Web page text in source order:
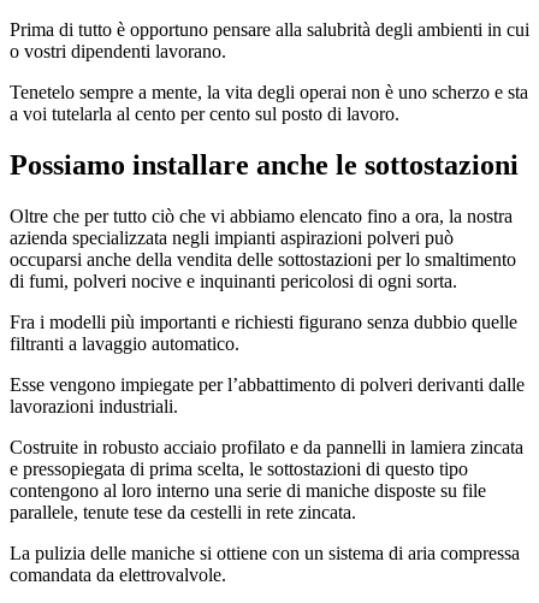
Prima di tutto è opportuno pensare alla salubrità degli ambienti in cui
o vostri dipendenti lavorano.
Tenetelo sempre a mente, la vita degli operai non è uno scherzo e sta
a voi tutelarla al cento per cento sul posto di lavoro.
Possiamo installare anche le sottostazioni
Oltre che per tutto ciò che vi abbiamo elencato fino a ora, la nostra
azienda specializzata negli impianti aspirazioni polveri può
occuparsi anche della vendita delle sottostazioni per lo smaltimento
di fumi, polveri nocive e inquinanti pericolosi di ogni sorta.
Fra i modelli più importanti e richiesti figurano senza dubbio quelle
filtranti a lavaggio automatico.
Esse vengono impiegate per l’abbattimento di polveri derivanti dalle
lavorazioni industriali.
Costruite in robusto acciaio profilato e da pannelli in lamiera zincata
e pressopiegata di prima scelta, le sottostazioni di questo tipo
contengono al loro interno una serie di maniche disposte su file
parallele, tenute tese da cestelli in rete zincata.
La pulizia delle maniche si ottiene con un sistema di aria compressa
comandata da elettrovalvole.